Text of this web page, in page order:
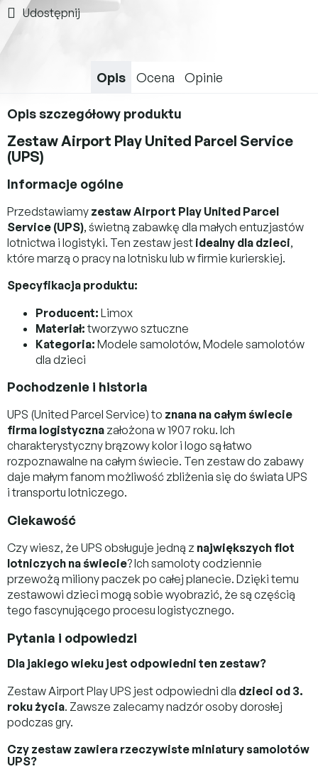
Udostępnij
Opis Ocena Opinie
Opis szczegółowy produktu
Zestaw Airport Play United Parcel Service
(UPS)
Informacje ogólne
Przedstawiamy zestaw Airport Play United Parcel
Service (UPS), świetną zabawkę dla małych entuzjastów
lotnictwa i logistyki. Ten zestaw jest idealny dla dzieci,
które marzą o pracy na lotnisku lub w firmie kurierskiej.
Specyfikacja produktu:
Producent: Limox
Materiał:tworzywo sztuczne
Kategoria: Modele samolotów, Modele samolotów
dla dzieci
Pochodzenie i historia
UPS (United Parcel Service) to znana na całym świecie
firma logistyczna założona w 1907 roku. Ich
charakterystyczny brązowy kolor i logo są łatwo
rozpoznawalne na całym świecie. Ten zestaw do zabawy
daje małym fanom możliwość zbliżenia się do świata UPS
i transportu lotniczego.
Ciekawość
Czy wiesz, że UPS obsługuje jedną z największych flot
lotniczych na świecie? Ich samoloty codziennie
przewożą miliony paczek po całej planecie. Dzięki temu
zestawowi dzieci mogą sobie wyobrazić, że są częścią
tego fascynującego procesu logistycznego.
Pytania i odpowiedzi
Dla jakiego wieku jest odpowiedni ten zestaw?
Zestaw Airport Play UPS jest odpowiedni dla dzieci od 3.
roku życia. Zawsze zalecamy nadzór osoby dorosłej
podczas gry.
Czy zestaw zawiera rzeczywiste miniatury samolotów
UPS?